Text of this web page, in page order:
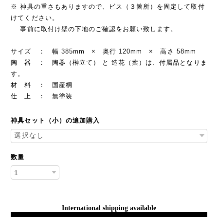
※ 神具の重さもありますので、ビス（３箇所）を固定して取付
けてください。
事前に取付け壁の下地のご確認をお願い致します。
サイズ ： 幅 385mm × 奥行 120mm × 高さ 58mm
陶 器 ： 陶器（榊立て） と 造花（葉）は、付属品となりま
す。
材 料 ： 国産桐
仕 上 ： 無塗装
神具セット（小）の追加購入
数量
International shipping available